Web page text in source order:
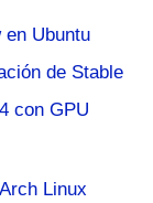
en Ubuntu
de Stable
con GPU
Linux